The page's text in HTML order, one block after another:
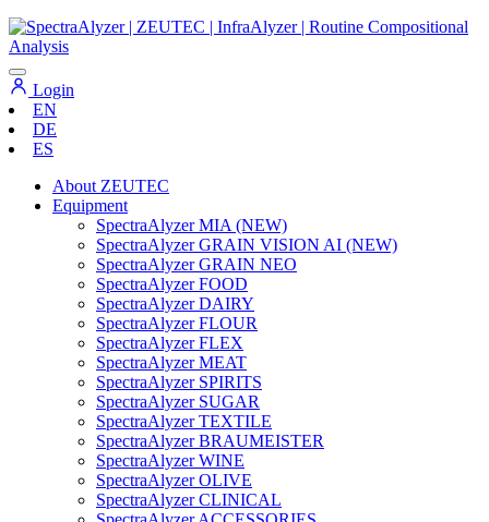
Login
EN
DE
ES
About ZEUTEC
Equipment
SpectraAlyzer MIA (NEW)
SpectraAlyzer GRAIN VISION AI (NEW)
SpectraAlyzer GRAIN NEO
SpectraAlyzer FOOD
SpectraAlyzer DAIRY
SpectraAlyzer FLOUR
SpectraAlyzer FLEX
SpectraAlyzer MEAT
SpectraAlyzer SPIRITS
SpectraAlyzer SUGAR
SpectraAlyzer TEXTILE
SpectraAlyzer BRAUMEISTER
SpectraAlyzer WINE
SpectraAlyzer OLIVE
SpectraAlyzer CLINICAL